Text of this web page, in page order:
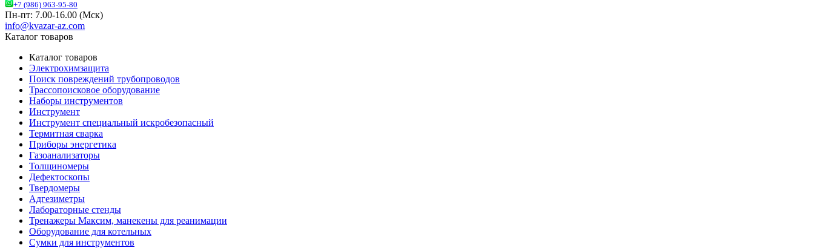
+7 (986) 963-95-80
Пн-пт: 7.00-16.00 (Мск)
info@kvazar-az.com
Каталог товаров
Каталог товаров
Электрохимзащита
Поиск повреждений трубопроводов
Трассопоисковое оборудование
Наборы инструментов
Инструмент
Инструмент специальный искробезопасный
Термитная сварка
Приборы энергетика
Газоанализаторы
Толщиномеры
Дефектоскопы
Твердомеры
Адгезиметры
Лабораторные стенды
Тренажеры Максим, манекены для реанимации
Оборудование для котельных
Сумки для инструментов